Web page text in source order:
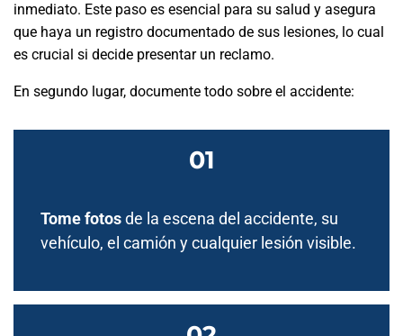
inmediato. Este paso es esencial para su salud y asegura
que haya un registro documentado de sus lesiones, lo cual
es crucial si decide presentar un reclamo.
En segundo lugar, documente todo sobre el accidente:
Tome fotosde la escena del accidente, su
vehículo, el camión y cualquier lesión visible.